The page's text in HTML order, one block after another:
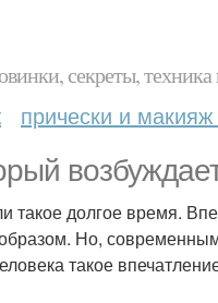
секреты, техника
прически и
такое долгое время.
Но,
такое